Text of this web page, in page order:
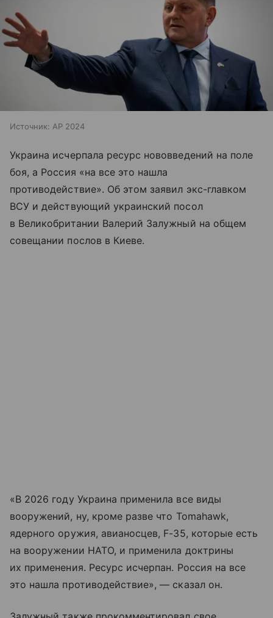
Источник: AP 2024
Украина исчерпала ресурс нововведений на поле
боя, а Россия «на все это нашла
противодействие». Об этом заявил экс-главком
ВСУ и действующий украинский посол
в Великобритании Валерий Залужный на общем
совещании послов в Киеве.
«В 2026 году Украина применила все виды
вооружений, ну, кроме разве что Tomahawk,
ядерного оружия, авианосцев, F-35, которые есть
на вооружении НАТО, и применила доктрины
их применения. Ресурс исчерпан. Россия на все
это нашла противодействие», — сказал он.